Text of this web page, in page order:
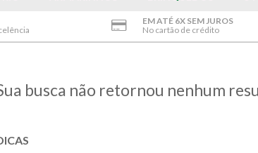
EM ATÉ 6X SEM JUROS
No cartão de crédito
busca não retornou nenhum